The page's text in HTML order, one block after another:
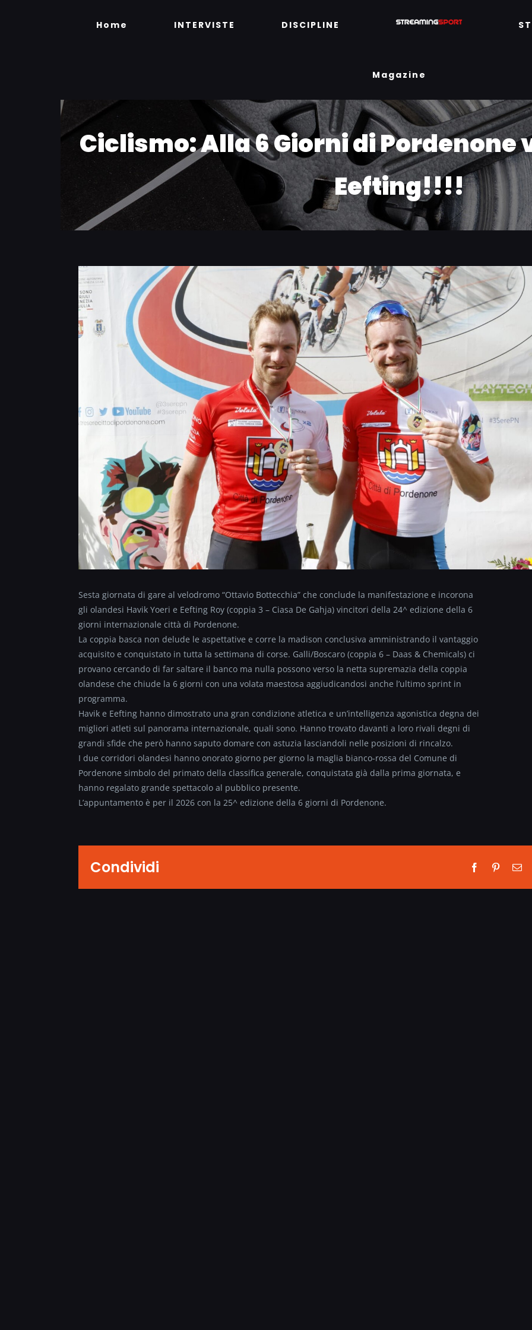
Home INTERVISTE DISCIPLINE
Magazine
Ciclismo: Alla 6 Giorni di Pordenone
Eefting!!!!
Sesta giornata di gare al velodromo “Ottavio Bottecchia” che conclude la manifestazione e incorona
gli olandesi Havik Yoeri e Eefting Roy (coppia 3 – Ciasa De Gahja) vincitori della 24^ edizione della 6
giorni internazionale città di Pordenone.
La coppia basca non delude le aspettative e corre la madison conclusiva amministrando il vantaggio
acquisito e conquistato in tutta la settimana di corse. Galli/Boscaro (coppia 6 – Daas & Chemicals) ci
provano cercando di far saltare il banco ma nulla possono verso la netta supremazia della coppia
olandese che chiude la 6 giorni con una volata maestosa aggiudicandosi anche l’ultimo sprint in
programma.
Havik e Eefting hanno dimostrato una gran condizione atletica e un’intelligenza agonistica degna dei
migliori atleti sul panorama internazionale, quali sono. Hanno trovato davanti a loro rivali degni di
grandi sfide che però hanno saputo domare con astuzia lasciandoli nelle posizioni di rincalzo.
I due corridori olandesi hanno onorato giorno per giorno la maglia bianco-rossa del Comune di
Pordenone simbolo del primato della classifica generale, conquistata già dalla prima giornata, e
hanno regalato grande spettacolo al pubblico presente.
L’appuntamento è per il 2026 con la 25^ edizione della 6 giorni di Pordenone.
Condividi Facebook
Pinterest